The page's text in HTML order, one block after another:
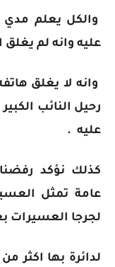
والكل يعلم
عليه وانه لم
وانه لا يغلق
رحيل النائب
عليه .
كذلك نؤكد
عامة تمثل
لجرجا العسيرات
لدائرة بها اكثر